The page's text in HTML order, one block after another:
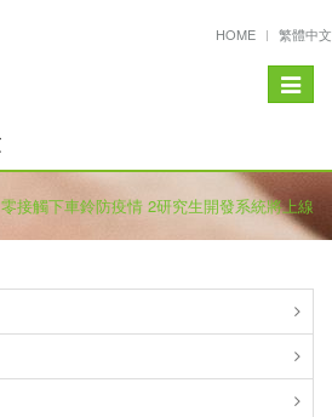
HOME 繁體中文
Toggle
零接觸下車鈴防疫情 2研究生開發系統將上線